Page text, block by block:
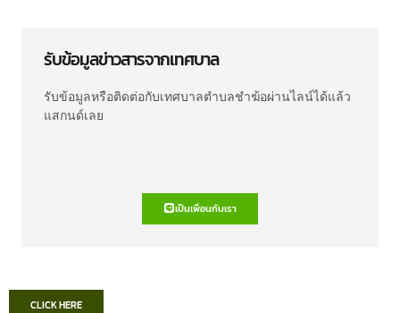
รับข้อมูลข่าวสารจากเทศบาล
รับข้อมูลหรือติดต่อกับเทศบาลตำบลชำฆ้อผ่านไลน์ได้แล้ว
แสกนด์เลย
เป็นเพื่อนกับเรา
CLICK HERE